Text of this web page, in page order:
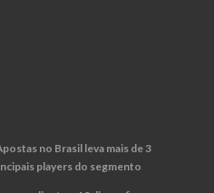
no Brasil leva mais de 3
players do segmento